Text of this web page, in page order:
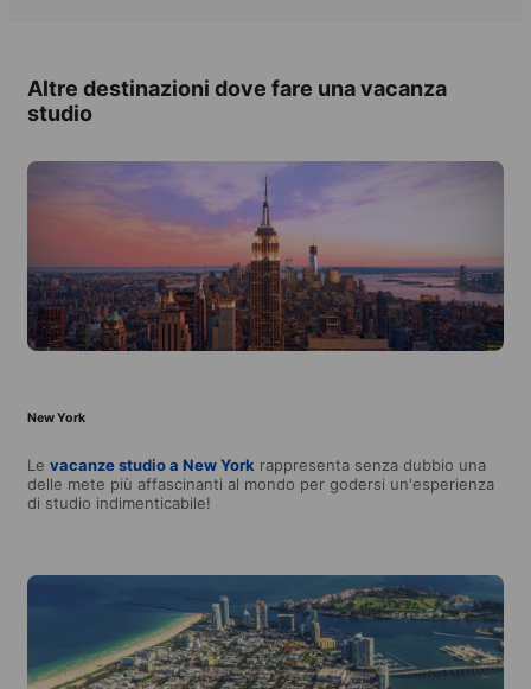
Altre destinazioni dove fare una vacanza
studio
New York
Le vacanze studio a New York rappresenta senza dubbio una
delle mete più affascinanti al mondo per godersi un'esperienza
di studio indimenticabile!